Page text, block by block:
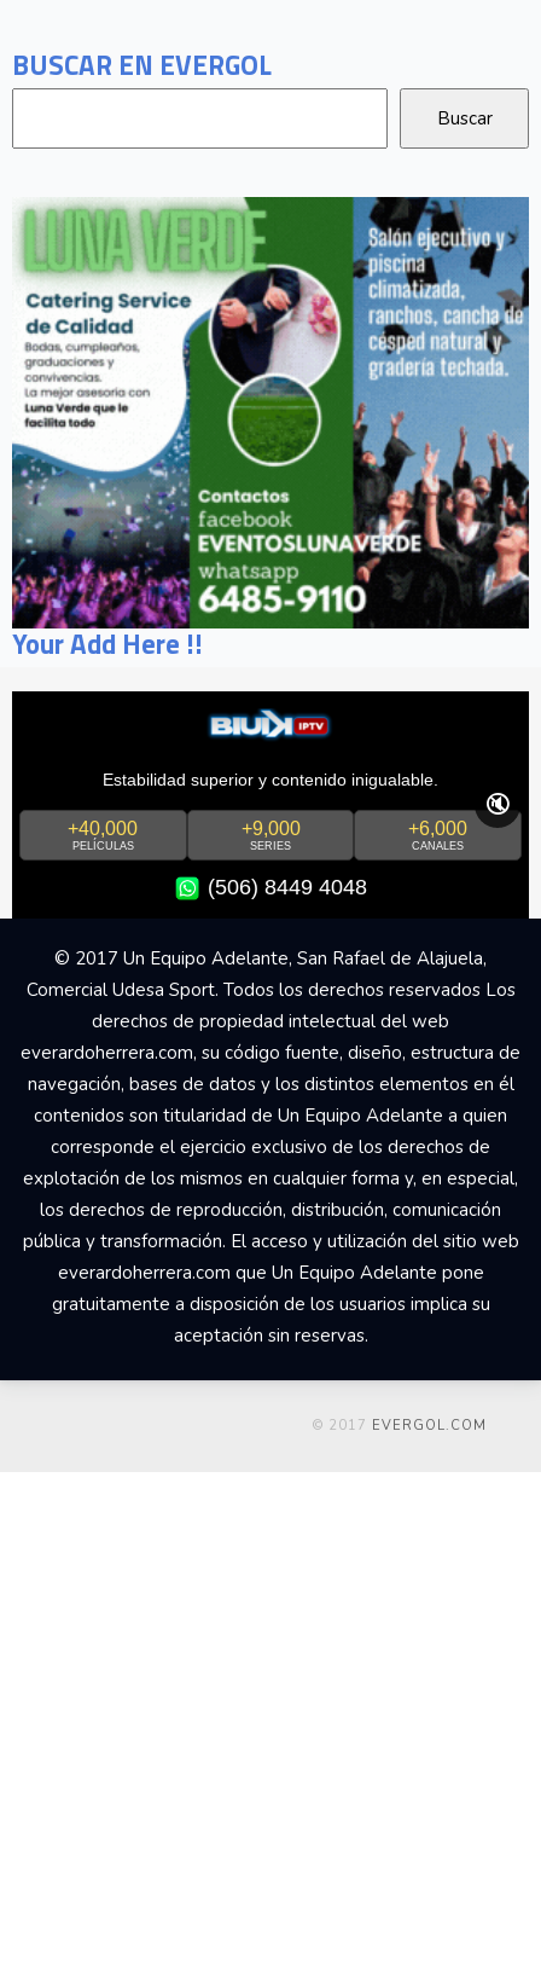
BUSCAR EN EVERGOL
Your Add Here !!
Estabilidad superior y contenido inigualable.
+40,000
PELÍCULAS
+9,000
SERIES
+6,000
CANALES
(506) 8449 4048
🔇
© 2017 Un Equipo Adelante, San Rafael de Alajuela,
Comercial Udesa Sport. Todos los derechos reservados Los
derechos de propiedad intelectual del web
everardoherrera.com, su código fuente, diseño, estructura de
navegación, bases de datos y los distintos elementos en él
contenidos son titularidad de Un Equipo Adelante a quien
corresponde el ejercicio exclusivo de los derechos de
explotación de los mismos en cualquier forma y, en especial,
los derechos de reproducción, distribución, comunicación
pública y transformación. El acceso y utilización del sitio web
everardoherrera.com que Un Equipo Adelante pone
gratuitamente a disposición de los usuarios implica su
aceptación sin reservas.
© 2017 EVERGOL.COM